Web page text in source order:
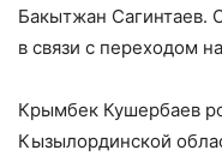
Бакытжан Сагинтаев.
в связи с переходом
Крымбек Кушербаев
Кызылординской